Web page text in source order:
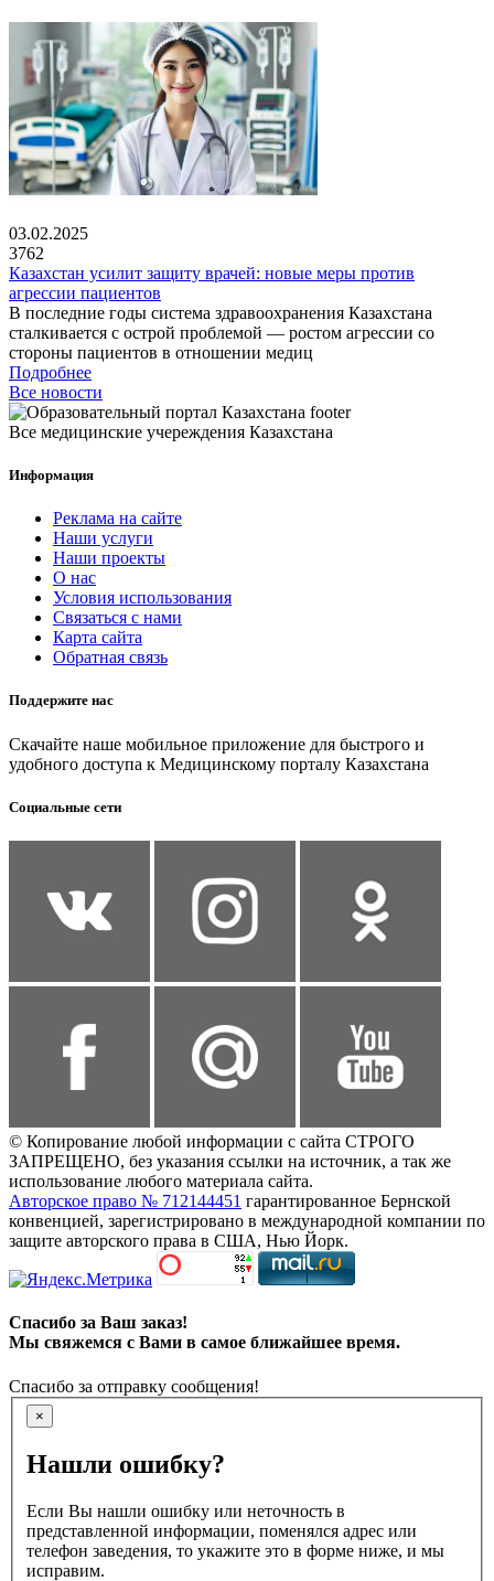
03.02.2025
3762
Казахстан усилит защиту врачей: новые меры против
агрессии пациентов
В последние годы система здравоохранения Казахстана
сталкивается с острой проблемой — ростом агрессии со
стороны пациентов в отношении медиц
Подробнее
Все новости
Все медицинские учереждения Казахстана
Информация
Реклама на сайте
Наши услуги
Наши проекты
О нас
Условия использования
Связаться с нами
Карта сайта
Обратная связь
Поддержите нас
Скачайте наше мобильное приложение для быстрого и
удобного доступа к Медицинскому порталу Казахстана
Социальные сети
© Копирование любой информации с сайта СТРОГО
ЗАПРЕЩЕНО, без указания ссылки на источник, а так же
использование любого материала сайта.
Авторское право № 712144451 гарантированное Бернской
конвенцией, зарегистрировано в международной компании по
защите авторского права в США, Нью Йорк.
Спасибо за Ваш заказ!
Мы свяжемся с Вами в самое ближайшее время.
Спасибо за отправку сообщения!
×
Нашли ошибку?
Если Вы нашли ошибку или неточность в
представленной информации, поменялся адрес или
телефон заведения, то укажите это в форме ниже, и мы
исправим.